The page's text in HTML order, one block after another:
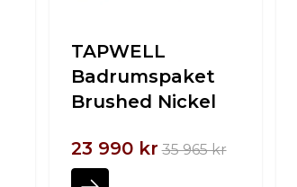
TAPWELL
Badrumspaket
Brushed Nickel
23 990 kr 35 965 kr